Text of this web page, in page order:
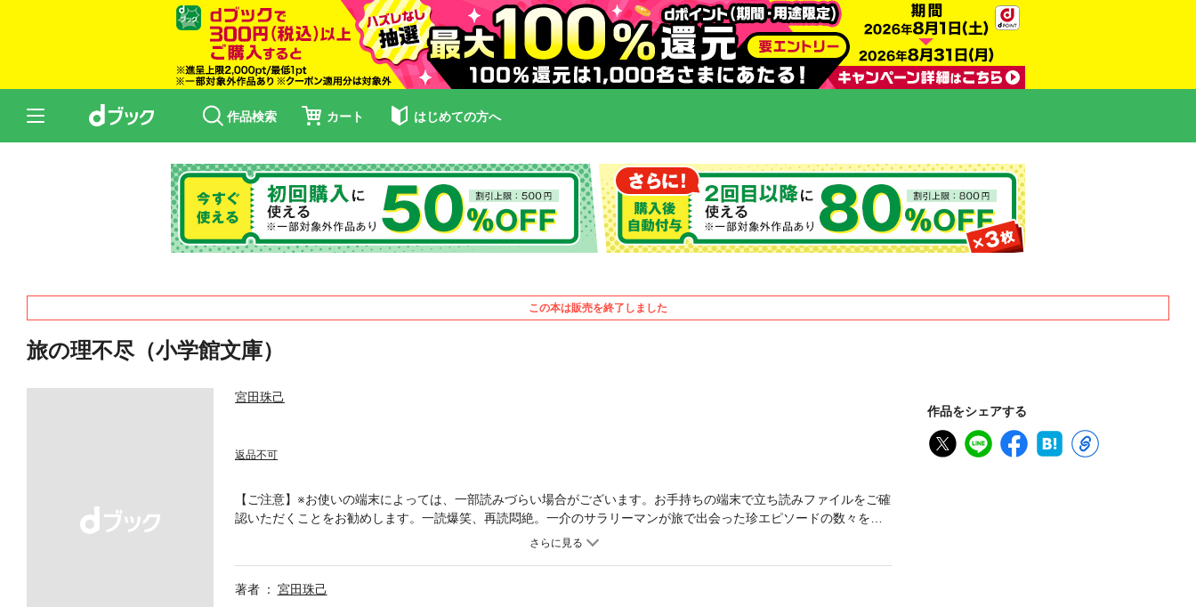
作品検索 カート はじめての方へ
この本は販売を終了しました
旅の理不尽（小学館文庫）
宮田珠己
返品不可
作品をシェアする
【ご注意】※お使いの端末によっては、一部読みづらい場合がございます。お手持ちの端末で立ち読みファイルをご確
認いただくことをお勧めします。一読爆笑、再読悶絶。一介のサラリーマンが旅で出会った珍エピソードの数々を、
絶妙なタッチで描いた旅行エッセイ。口コミ人気で重版を重ねる幻の自費出版本が、メジャーデビュー。※この商品は
著者
宮田珠己